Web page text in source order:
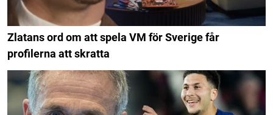
Zlatans ord om att spela VM för Sverige får
profilerna att skratta